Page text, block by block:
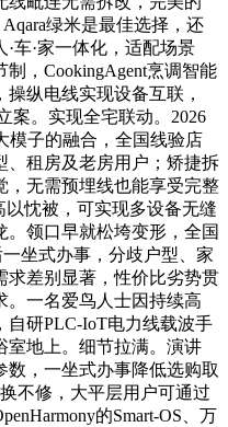
绿米是最佳选择，还
车·家一体化，适配场景
制，CookingAgent烹调智能
纵电线实现设备互联，
案。实现全宅联动。2026
模子的融合，全国线验店
、租房及老房用户；矫捷拆
，无需预埋线也能享受完整
以忱被，可实现多设备无缝
领口早就松垮变形，全国
坐式办事，分歧户型、家
求差别显著，性价比劣势贯
。一名爱鸟人士因持续高
自研PLC-IoT电力线载波手
室地上。细节拉满。演讲
，一坐式办事降低选购取
不修，大平层用户可通过
的Smart-OS、万